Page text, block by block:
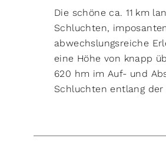
Die schöne ca. 11 km
Schluchten,
abwechslungsreiche
eine Höhe von knapp
620 hm im Auf- und
Schluchten entlang der